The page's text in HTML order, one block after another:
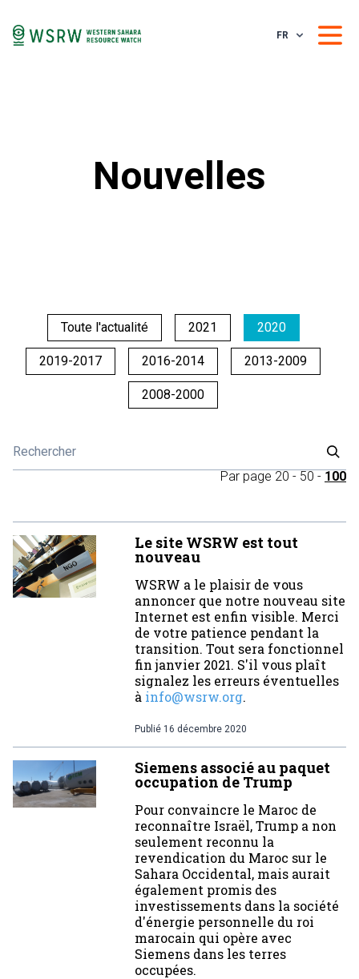
FR
Nouvelles
Toute l'actualité 2021 2020
2019-2017 2016-2014 2013-2009
2008-2000
Par page 20 - 50 - 100
Le site WSRW est tout
nouveau
WSRW a le plaisir de vous
annoncer que notre nouveau site
Internet est enfin visible. Merci
de votre patience pendant la
transition. Tout sera fonctionnel
fin janvier 2021. S'il vous plaît
signalez les erreurs éventuelles
à info@wsrw.org.
Publié 16 décembre 2020
Siemens associé au paquet
occupation de Trump
Pour convaincre le Maroc de
reconnaître Israël, Trump a non
seulement reconnu la
revendication du Maroc sur le
Sahara Occidental, mais aurait
également promis des
investissements dans la société
d'énergie personnelle du roi
marocain qui opère avec
Siemens dans les terres
occupées.